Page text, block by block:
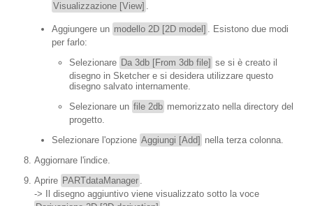
Visualizzazione [View] .
Aggiungere un modello 2D [2D model] . Esistono due modi
per farlo:
Selezionare Da 3db [From 3db file] se si è creato il
disegno in Sketcher e si desidera utilizzare questo
disegno salvato internamente.
Selezionare un file 2db memorizzato nella directory del
progetto.
Selezionare l'opzione Aggiungi [Add] nella terza colonna.
Aggiornare l'indice.
Aprire PARTdataManager .
-> Il disegno aggiuntivo viene visualizzato sotto la voce